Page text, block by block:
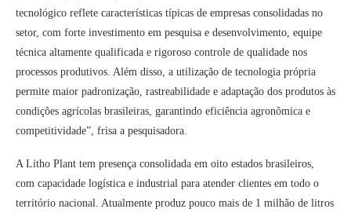
tecnológico reflete características típicas de empresas consolidadas no
setor, com forte investimento em pesquisa e desenvolvimento, equipe
técnica altamente qualificada e rigoroso controle de qualidade nos
processos produtivos. Além disso, a utilização de tecnologia própria
permite maior padronização, rastreabilidade e adaptação dos produtos às
condições agrícolas brasileiras, garantindo eficiência agronômica e
competitividade”, frisa a pesquisadora.
A Litho Plant tem presença consolidada em oito estados brasileiros,
com capacidade logística e industrial para atender clientes em todo o
território nacional. Atualmente produz pouco mais de 1 milhão de litros